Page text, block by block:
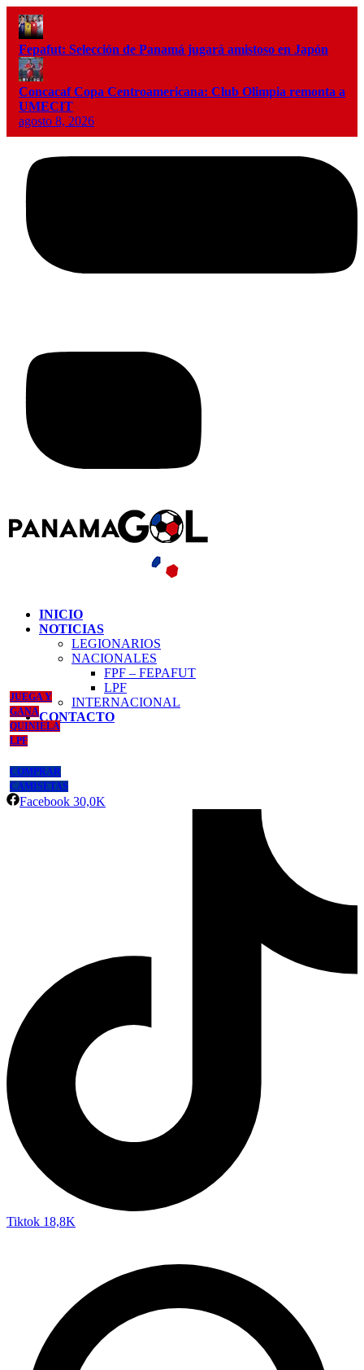
Fepafut: Selección de Panamá jugará amistoso en Japón
Concacaf Copa Centroamericana: Club Olimpia remonta a
UMECIT
agosto 8, 2026
INICIO
NOTICIAS
LEGIONARIOS
NACIONALES
FPF – FEPAFUT
LPF
INTERNACIONAL
CONTACTO
JUEGA Y
GANA
QUINIELA
LPF
COMPRAR
CAMISETAS
Facebook 30,0K
Tiktok 18,8K